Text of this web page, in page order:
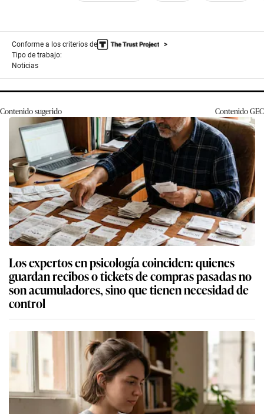
Conforme a los criterios de
Tipo de trabajo:
Noticias
Contenido sugerido ContenidoGEC
Los expertos en psicología coinciden: quienes
guardan recibos o tickets de compras pasadas no
son acumuladores, sino que tienen necesidad de
control